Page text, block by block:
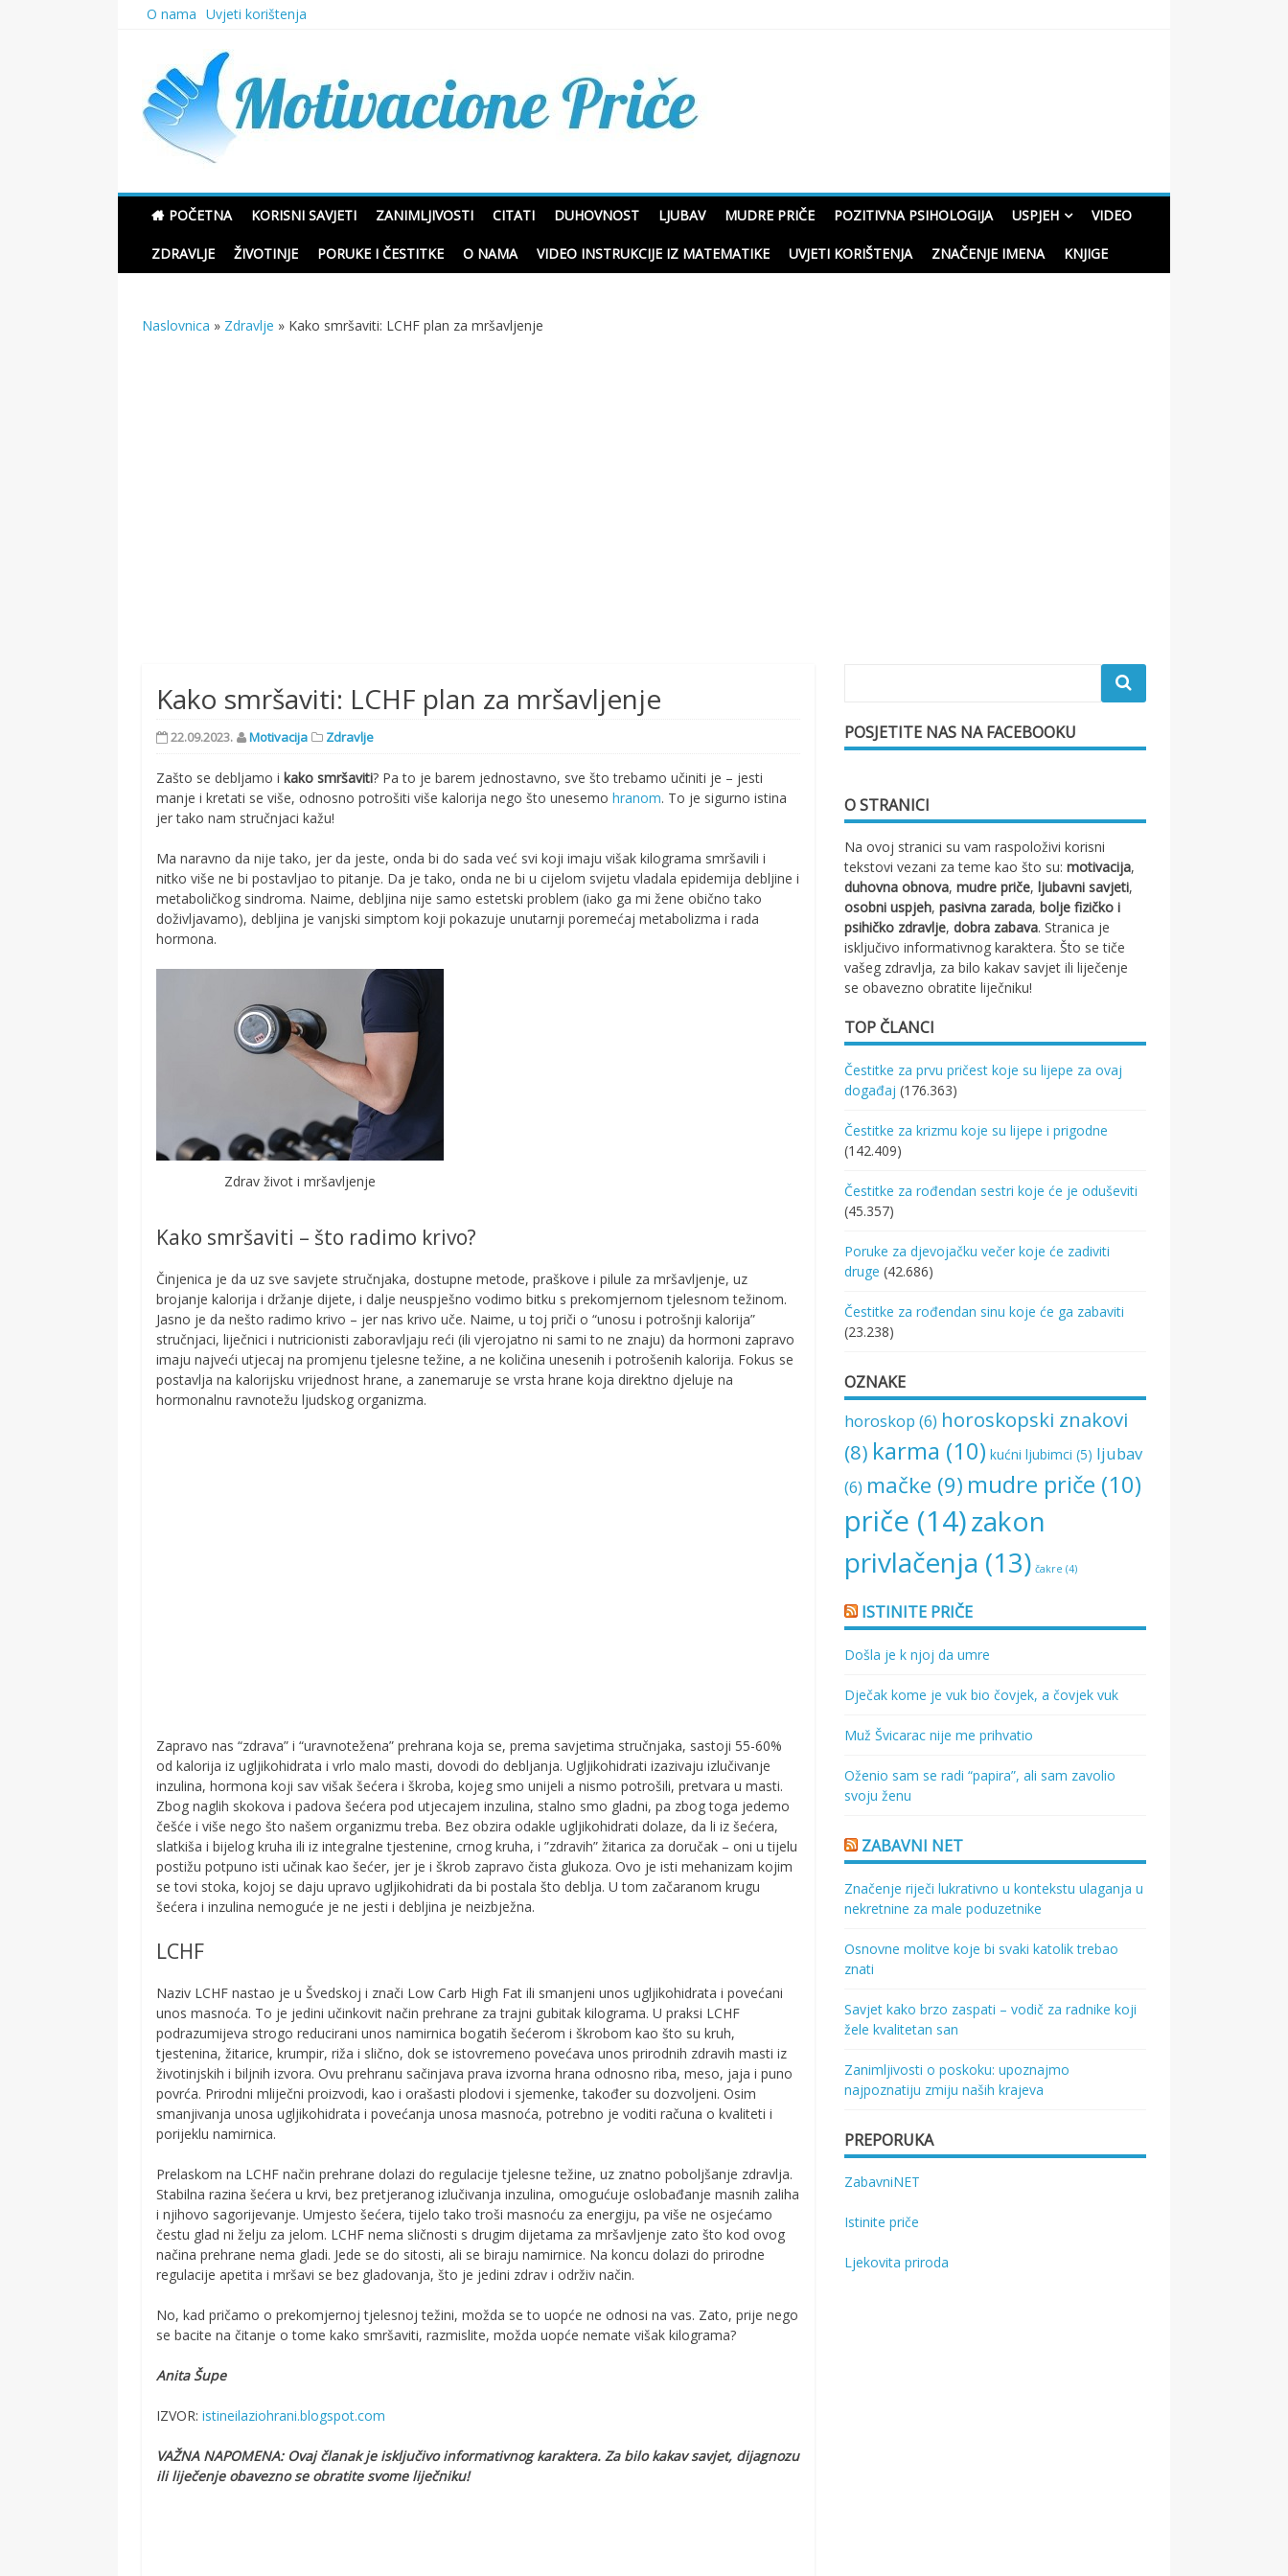
O nama Uvjeti korištenja
Motivacione Priče
POČETNA KORISNI SAVJETI ZANIMLJIVOSTI CITATI DUHOVNOST LJUBAV MUDRE PRIČE POZITIVNA PSIHOLOGIJA USPJEH VIDEO
ZDRAVLJE ŽIVOTINJE PORUKE I ČESTITKE O NAMA VIDEO INSTRUKCIJE IZ MATEMATIKE UVJETI KORIŠTENJA ZNAČENJE IMENA KNJIGE
Naslovnica » Zdravlje » Kako smršaviti: LCHF plan za mršavljenje
Kako smršaviti: LCHF plan za mršavljenje
22.09.2023. Motivacija Zdravlje
Zašto se debljamo ikako smršaviti? Pa to je barem jednostavno, sve što trebamo učiniti je – jesti
manje i kretati se više, odnosno potrošiti više kalorija nego što unesemohranom. To je sigurno istina
jer tako nam stručnjaci kažu!
Ma naravno da nije tako, jer da jeste, onda bi do sada već svi koji imaju višak kilograma smršavili i
nitko više ne bi postavljao to pitanje. Da je tako, onda ne bi u cijelom svijetu vladala epidemija debljine i
metaboličkog sindroma. Naime, debljina nije samo estetski problem (iako ga mi žene obično tako
doživljavamo), debljina je vanjski simptom koji pokazuje unutarnji poremećaj metabolizma i rada
hormona.
Zdrav život i mršavljenje
Kako smršaviti – što radimo krivo?
Činjenica je da uz sve savjete stručnjaka, dostupne metode, praškove i pilule za mršavljenje, uz
brojanje kalorija i držanje dijete, i dalje neuspješno vodimo bitku s prekomjernom tjelesnom težinom.
Jasno je da nešto radimo krivo – jer nas krivo uče. Naime, u toj priči o “unosu i potrošnji kalorija”
stručnjaci, liječnici i nutricionisti zaboravljaju reći (ili vjerojatno ni sami to ne znaju) da hormoni zapravo
imaju najveći utjecaj na promjenu tjelesne težine, a ne količina unesenih i potrošenih kalorija. Fokus se
postavlja na kalorijsku vrijednost hrane, a zanemaruje se vrsta hrane koja direktno djeluje na
hormonalnu ravnotežu ljudskog organizma.
Zapravo nas “zdrava” i “uravnotežena” prehrana koja se, prema savjetima stručnjaka, sastoji 55-60%
od kalorija iz ugljikohidrata i vrlo malo masti, dovodi do debljanja. Ugljikohidrati izazivaju izlučivanje
inzulina, hormona koji sav višak šećera i škroba, kojeg smo unijeli a nismo potrošili, pretvara u masti.
Zbog naglih skokova i padova šećera pod utjecajem inzulina, stalno smo gladni, pa zbog toga jedemo
češće i više nego što našem organizmu treba. Bez obzira odakle ugljikohidrati dolaze, da li iz šećera,
slatkiša i bijelog kruha ili iz integralne tjestenine, crnog kruha, i ”zdravih” žitarica za doručak – oni u tijelu
postižu potpuno isti učinak kao šećer, jer je i škrob zapravo čista glukoza. Ovo je isti mehanizam kojim
se tovi stoka, kojoj se daju upravo ugljikohidrati da bi postala što deblja. U tom začaranom krugu
šećera i inzulina nemoguće je ne jesti i debljina je neizbježna.
LCHF
Naziv LCHF nastao je u Švedskoj i znači Low Carb High Fat ili smanjeni unos ugljikohidrata i povećani
unos masnoća. To je jedini učinkovit način prehrane za trajni gubitak kilograma. U praksi LCHF
podrazumijeva strogo reducirani unos namirnica bogatih šećerom i škrobom kao što su kruh,
tjestenina, žitarice, krumpir, riža i slično, dok se istovremeno povećava unos prirodnih zdravih masti iz
životinjskih i biljnih izvora. Ovu prehranu sačinjava prava izvorna hrana odnosno riba, meso, jaja i puno
povrća. Prirodni mliječni proizvodi, kao i orašasti plodovi i sjemenke, također su dozvoljeni. Osim
smanjivanja unosa ugljikohidrata i povećanja unosa masnoća, potrebno je voditi računa o kvaliteti i
porijeklu namirnica.
Prelaskom na LCHF način prehrane dolazi do regulacije tjelesne težine, uz znatno poboljšanje zdravlja.
Stabilna razina šećera u krvi, bez pretjeranog izlučivanja inzulina, omogućuje oslobađanje masnih zaliha
i njihovo sagorijevanje. Umjesto šećera, tijelo tako troši masnoću za energiju, pa više ne osjećamo
čestu glad ni želju za jelom. LCHF nema sličnosti s drugim dijetama za mršavljenje zato što kod ovog
načina prehrane nema gladi. Jede se do sitosti, ali se biraju namirnice. Na koncu dolazi do prirodne
regulacije apetita i mršavi se bez gladovanja, što je jedini zdrav i održiv način.
No, kad pričamo o prekomjernoj tjelesnoj težini, možda se to uopće ne odnosi na vas. Zato, prije nego
se bacite na čitanje o tome kako smršaviti, razmislite, možda uopće nemate višak kilograma?
Anita Šupe
IZVOR:istineilaziohrani.blogspot.com
VAŽNA NAPOMENA: Ovaj članak je isključivo informativnog karaktera. Za bilo kakav savjet, dijagnozu
ili liječenje obavezno se obratite svome liječniku!
POSJETITE NAS NA FACEBOOKU
O STRANICI
Na ovoj stranici su vam raspoloživi korisni
tekstovi vezani za teme kao što su:motivacija,
duhovna obnova,mudre priče,ljubavni savjeti,
osobni uspjeh,pasivna zarada,bolje fizičko i
psihičko zdravlje,dobra zabava. Stranica je
isključivo informativnog karaktera. Što se tiče
vašeg zdravlja, za bilo kakav savjet ili liječenje
se obavezno obratite liječniku!
TOP ČLANCI
Čestitke za prvu pričest koje su lijepe za ovaj
događaj (176.363)
Čestitke za krizmu koje su lijepe i prigodne
(142.409)
Čestitke za rođendan sestri koje će je oduševiti
(45.357)
Poruke za djevojačku večer koje će zadiviti
druge (42.686)
Čestitke za rođendan sinu koje će ga zabaviti
(23.238)
OZNAKE
horoskop (6) horoskopski znakovi
(8) karma (10) kućni ljubimci (5) ljubav
(6) mačke (9) mudre priče (10)
priče (14)zakon
privlačenja (13) čakre (4)
ISTINITE PRIČE
Došla je k njoj da umre
Dječak kome je vuk bio čovjek, a čovjek vuk
Muž Švicarac nije me prihvatio
Oženio sam se radi “papira”, ali sam zavolio
svoju ženu
ZABAVNI NET
Značenje riječi lukrativno u kontekstu ulaganja u
nekretnine za male poduzetnike
Osnovne molitve koje bi svaki katolik trebao
znati
Savjet kako brzo zaspati – vodič za radnike koji
žele kvalitetan san
Zanimljivosti o poskoku: upoznajmo
najpoznatiju zmiju naših krajeva
PREPORUKA
ZabavniNET
Istinite priče
Ljekovita priroda